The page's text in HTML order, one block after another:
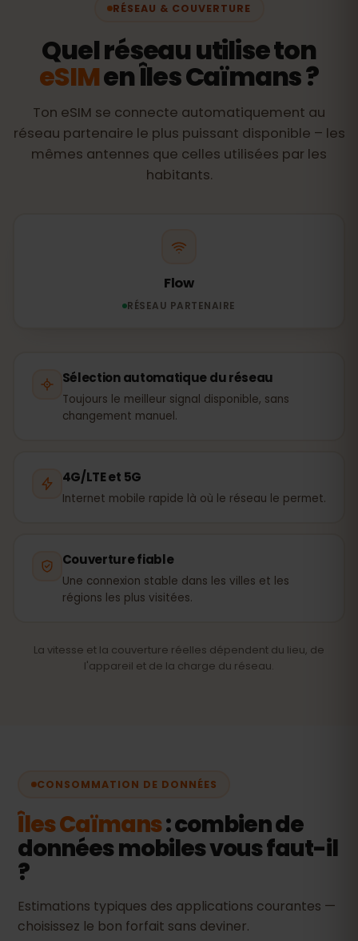
RÉSEAU & COUVERTURE
Quel réseau utilise ton
eSIMen Îles Caïmans ?
Ton eSIM se connecte automatiquement au
réseau partenaire le plus puissant disponible – les
mêmes antennes que celles utilisées par les
habitants.
Flow
RÉSEAU PARTENAIRE
Sélection automatique du réseau
Toujours le meilleur signal disponible, sans
changement manuel.
4G/LTE et 5G
Internet mobile rapide là où le réseau le permet.
Couverture fiable
Une connexion stable dans les villes et les
régions les plus visitées.
La vitesse et la couverture réelles dépendent du lieu, de
l'appareil et de la charge du réseau.
CONSOMMATION DE DONNÉES
Îles Caïmans: combien de
données mobiles vous faut-il
?
Estimations typiques des applications courantes —
choisissez le bon forfait sans deviner.